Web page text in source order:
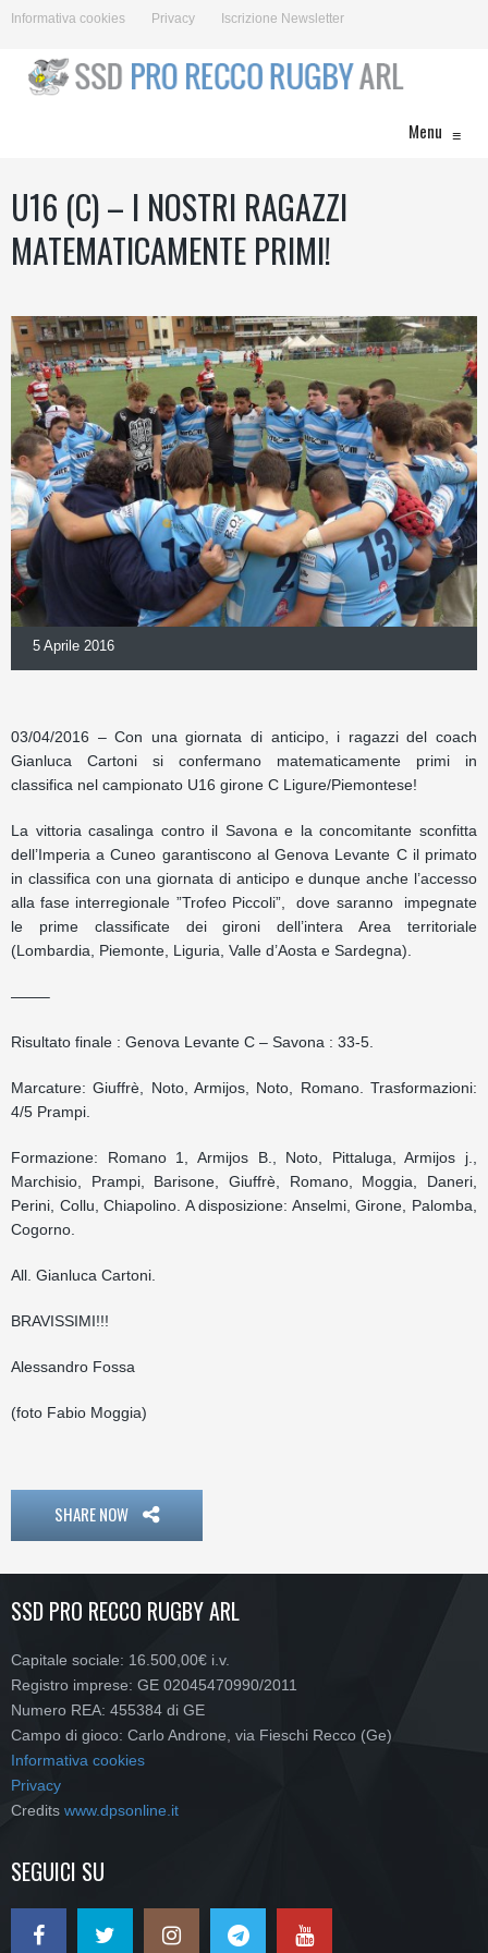
Informativa cookies Privacy Iscrizione Newsletter
Menu ≡
U16 (C) – I NOSTRI RAGAZZI
MATEMATICAMENTE PRIMI!
5 Aprile 2016
03/04/2016 – Con una giornata di anticipo, i ragazzi del coach
Gianluca Cartoni si confermano matematicamente primi in
classifica nel campionato U16 girone C Ligure/Piemontese!
La vittoria casalinga contro il Savona e la concomitante sconfitta
dell’Imperia a Cuneo garantiscono al Genova Levante C il primato
in classifica con una giornata di anticipo e dunque anche l’accesso
alla fase interregionale ”Trofeo Piccoli”, dove saranno impegnate
le prime classificate dei gironi dell’intera Area territoriale
(Lombardia, Piemonte, Liguria, Valle d’Aosta e Sardegna).
——–
Risultato finale : Genova Levante C – Savona : 33-5.
Marcature: Giuffrè, Noto, Armijos, Noto, Romano. Trasformazioni:
4/5 Prampi.
Formazione: Romano 1, Armijos B., Noto, Pittaluga, Armijos j.,
Marchisio, Prampi, Barisone, Giuffrè, Romano, Moggia, Daneri,
Perini, Collu, Chiapolino. A disposizione: Anselmi, Girone, Palomba,
Cogorno.
All. Gianluca Cartoni.
BRAVISSIMI!!!
Alessandro Fossa
(foto Fabio Moggia)
SHARE NOW
SSD PRO RECCO RUGBY ARL
Capitale sociale: 16.500,00€ i.v.
Registro imprese: GE 02045470990/2011
Numero REA: 455384 di GE
Campo di gioco: Carlo Androne, via Fieschi Recco (Ge)
Informativa cookies
Privacy
Credits www.dpsonline.it
SEGUICI SU